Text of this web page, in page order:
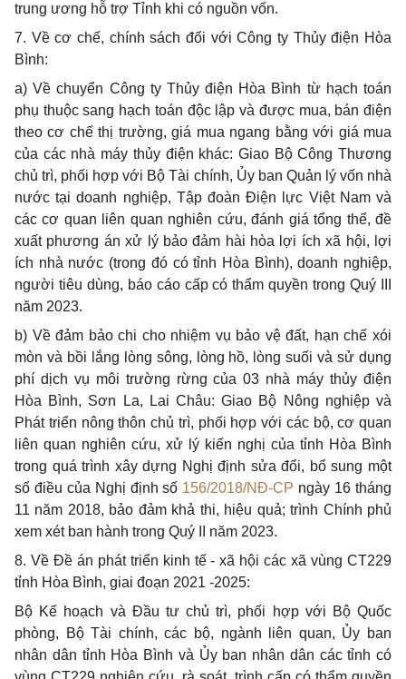
trung ương hỗ trợ Tỉnh khi có nguồn vốn.
7. Về cơ chế, chính sách đối với Công ty Thủy điện Hòa
Bình:
a) Về chuyển Công ty Thủy điện Hòa Bình từ hạch toán
phụ thuộc sang hạch toán độc lập và được mua, bán điện
theo cơ chế thị trường, giá mua ngang bằng với giá mua
của các nhà máy thủy điện khác: Giao Bộ Công Thương
chủ trì, phối hợp với Bộ Tài chính, Ủy ban Quản lý vốn nhà
nước tại doanh nghiệp, Tập đoàn Điện lực Việt Nam và
các cơ quan liên quan nghiên cứu, đánh giá tổng thể, đề
xuất phương án xử lý bảo đảm hài hòa lợi ích xã hội, lợi
ích nhà nước (trong đó có tỉnh Hòa Bình), doanh nghiệp,
người tiêu dùng, báo cáo cấp có thẩm quyền trong Quý III
năm 2023.
b) Về đảm bảo chi cho nhiệm vụ bảo vệ đất, hạn chế xói
mòn và bồi lắng lòng sông, lòng hồ, lòng suối và sử dụng
phí dịch vụ môi trường rừng của 03 nhà máy thủy điện
Hòa Bình, Sơn La, Lai Châu: Giao Bộ Nông nghiệp và
Phát triển nông thôn chủ trì, phối hợp với các bộ, cơ quan
liên quan nghiên cứu, xử lý kiến nghị của tỉnh Hòa Bình
trong quá trình xây dựng Nghị định sửa đổi, bổ sung một
số điều của Nghị định số 156/2018/NĐ-CP ngày 16 tháng
11 năm 2018, bảo đảm khả thi, hiệu quả; trình Chính phủ
xem xét ban hành trong Quý II năm 2023.
8. Về Đề án phát triển kinh tế - xã hội các xã vùng CT229
tỉnh Hòa Bình, giai đoạn 2021 -2025:
Bộ Kế hoạch và Đầu tư chủ trì, phối hợp với Bộ Quốc
phòng, Bộ Tài chính, các bộ, ngành liên quan, Ủy ban
nhân dân tỉnh Hòa Bình và Ủy ban nhân dân các tỉnh có